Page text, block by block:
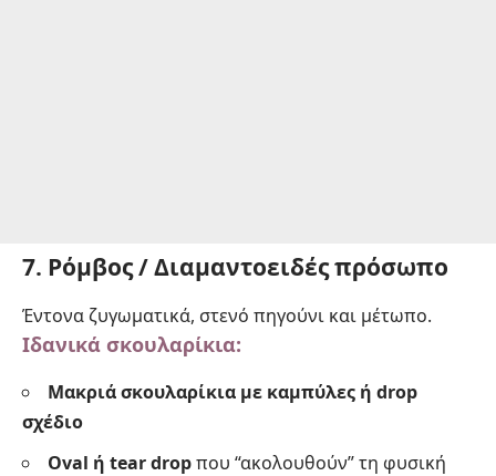
7. Ρόμβος / Διαμαντοειδές πρόσωπο
Έντονα ζυγωματικά, στενό πηγούνι και μέτωπο.
Ιδανικά σκουλαρίκια:
Μακριά σκουλαρίκια με καμπύλες ή drop
σχέδιο
Oval ή tear dropπου “ακολουθούν” τη φυσική